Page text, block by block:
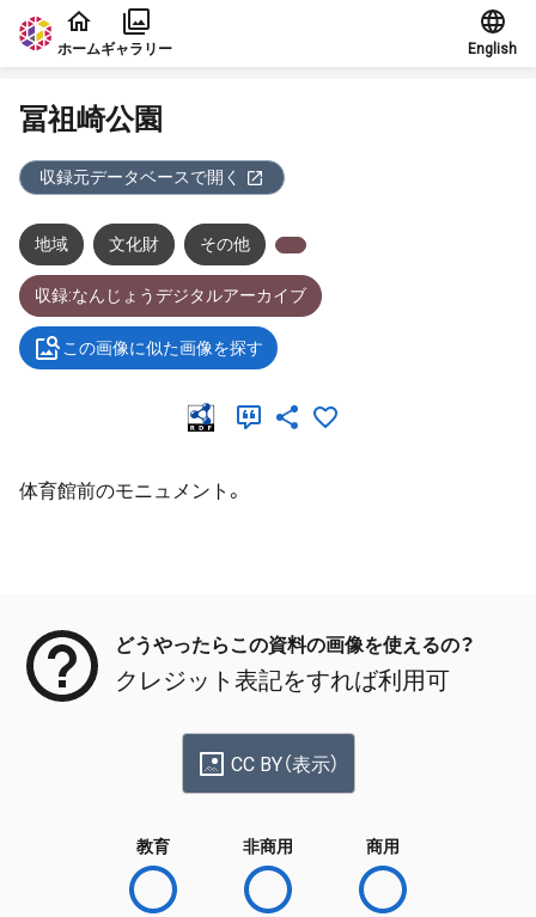
本文に飛ぶ
ホームギャラリー English
冨祖崎公園
収録元データベースで開く
地域 文化財 その他
収録:なんじょうデジタルアーカイブ
この画像に似た画像を探す
体育館前のモニュメント。
どうやったらこの資料の画像を使えるの？
クレジット表記をすれば利用可
CC BY（表示）
教育 非商用 商用